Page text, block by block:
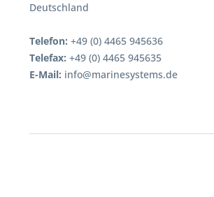
Deutschland
Telefon: +49 (0) 4465 945636
Telefax: +49 (0) 4465 945635
E-Mail: info@marinesystems.de